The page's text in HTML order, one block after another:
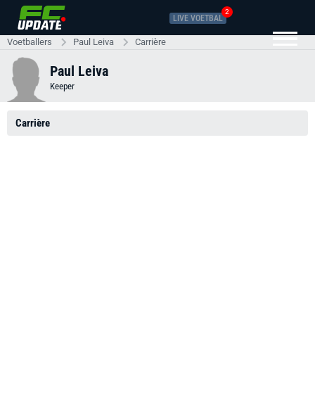
LIVE VOETBAL
2
Voetballers Paul Leiva Carrière
Paul Leiva
Keeper
Carrière